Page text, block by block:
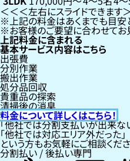
左右にスライドできます
上記の料金はあくまでも目安
お客様のご要望に合わせてお
上記料金に含まれる
基本サービス内容はこちら
出張費
分別作業
搬出作業
処分品回収
貴重品の探索
清掃後の消臭
料金について詳しくはこちら！
「他社では分割支払いが出来な
「他社では対応エリア外だった」
という方もお気軽にご相談くださ
分割払い / 後払い専門